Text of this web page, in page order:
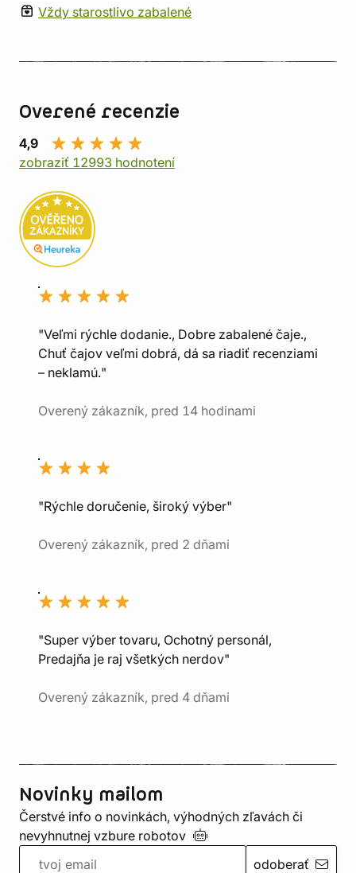
Vždy starostlivo zabalené
Overené recenzie
4,9
zobraziť 12993 hodnotení
"Veľmi rýchle dodanie., Dobre zabalené čaje.,
Chuť čajov veľmi dobrá, dá sa riadiť recenziami
– neklamú."
Overený zákazník, pred 14 hodinami
"Rýchle doručenie, široký výber"
Overený zákazník, pred 2 dňami
"Super výber tovaru, Ochotný personál,
Predajňa je raj všetkých nerdov"
Overený zákazník, pred 4 dňami
Novinky mailom
Čerstvé info o novinkách, výhodných zľavách či
nevyhnutnej vzbure robotov
odoberať